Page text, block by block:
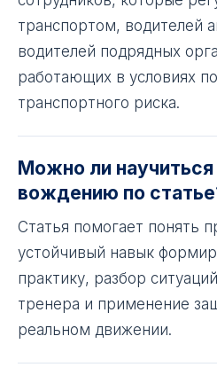
транспортом, водителей
водителей подрядных
работающих в условиях
транспортного риска.
Можно ли
вождению по
Статья помогает понять
устойчивый навык
практику, разбор
тренера и применение
реальном движении.